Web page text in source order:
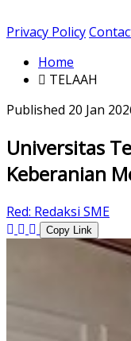
Privacy Policy
Home
TELAAH
Published 20 Jan
Universitas
Keberanian
Red: Redaksi SME
Copy Link